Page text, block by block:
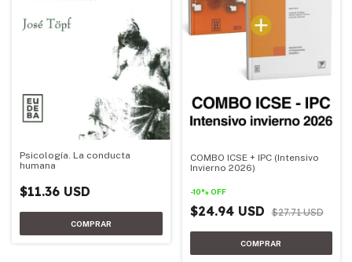
Psicología. La conducta
humana
$11.36 USD
COMBO ICSE + IPC (Intensivo
Invierno 2026)
-10% OFF
$24.94 USD $27.71 USD